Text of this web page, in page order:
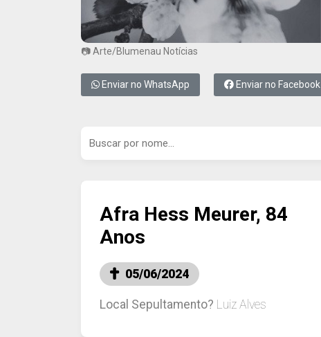
📷 Arte/Blumenau Notícias
Enviar no WhatsApp Enviar no Facebook
Afra Hess Meurer, 84
Anos
05/06/2024
Local Sepultamento? Luiz Alves